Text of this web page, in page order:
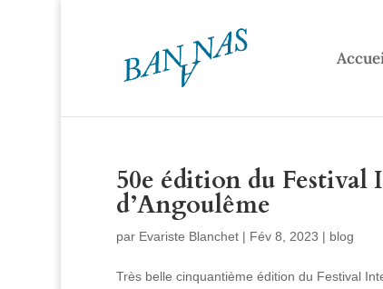
50e édition du Festival
d’Angoulême
par Evariste Blanchet| Fév 8, 2023 | blog
Très belle cinquantième édition du Festival